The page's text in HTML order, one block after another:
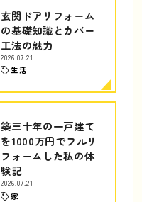
玄関ドアリフォーム
の基礎知識とカバー
工法の魅力
2026.07.21
生活
築三十年の一戸建て
を1000万円でフルリ
フォームした私の体
験記
2026.07.21
家